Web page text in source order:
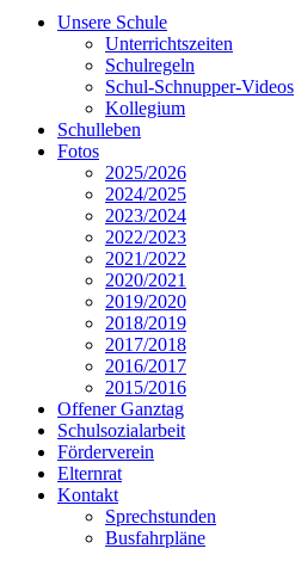
Unsere Schule
Unterrichtszeiten
Schulregeln
Schul-Schnupper-Videos
Kollegium
Schulleben
Fotos
2025/2026
2024/2025
2023/2024
2022/2023
2021/2022
2020/2021
2019/2020
2018/2019
2017/2018
2016/2017
2015/2016
Offener Ganztag
Schulsozialarbeit
Förderverein
Elternrat
Kontakt
Sprechstunden
Busfahrpläne